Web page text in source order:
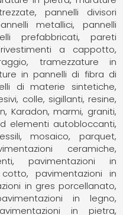
pannelli divisori
metallici
pannelli
prefabbricati
pareti
rivestimenti a cappotto
tramezzature in
in pannelli di fibra di
di materie sintetiche
colle, sigillanti, resine
Karadon marmi, graniti,
elementi autobloccanti
mosaico
parquet,
ceramiche
pavimentazioni in
pavimentazioni in
in gres porcellanato
in legno
in pietra